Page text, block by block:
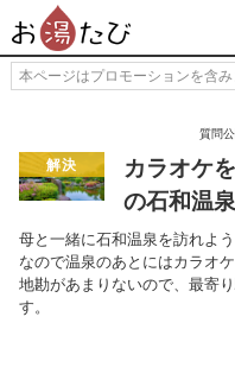
本ページはプロモーションを含み
質問
解決
カラオケ
の石和温
母と一緒に石和温泉を訪れよ
なので温泉のあとにはカラオ
地勘があまりないので、最寄
す。